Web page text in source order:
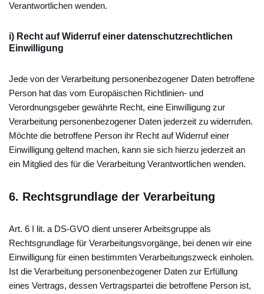
Verantwortlichen wenden.
i) Recht auf Widerruf einer datenschutzrechtlichen
Einwilligung
Jede von der Verarbeitung personenbezogener Daten betroffene
Person hat das vom Europäischen Richtlinien- und
Verordnungsgeber gewährte Recht, eine Einwilligung zur
Verarbeitung personenbezogener Daten jederzeit zu widerrufen.
Möchte die betroffene Person ihr Recht auf Widerruf einer
Einwilligung geltend machen, kann sie sich hierzu jederzeit an
ein Mitglied des für die Verarbeitung Verantwortlichen wenden.
6. Rechtsgrundlage der Verarbeitung
Art. 6 I lit. a DS-GVO dient unserer Arbeitsgruppe als
Rechtsgrundlage für Verarbeitungsvorgänge, bei denen wir eine
Einwilligung für einen bestimmten Verarbeitungszweck einholen.
Ist die Verarbeitung personenbezogener Daten zur Erfüllung
eines Vertrags, dessen Vertragspartei die betroffene Person ist,